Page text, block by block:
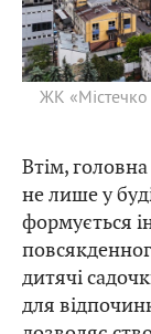
ЖК
Втім,
не лише у
формується
дитячі
для